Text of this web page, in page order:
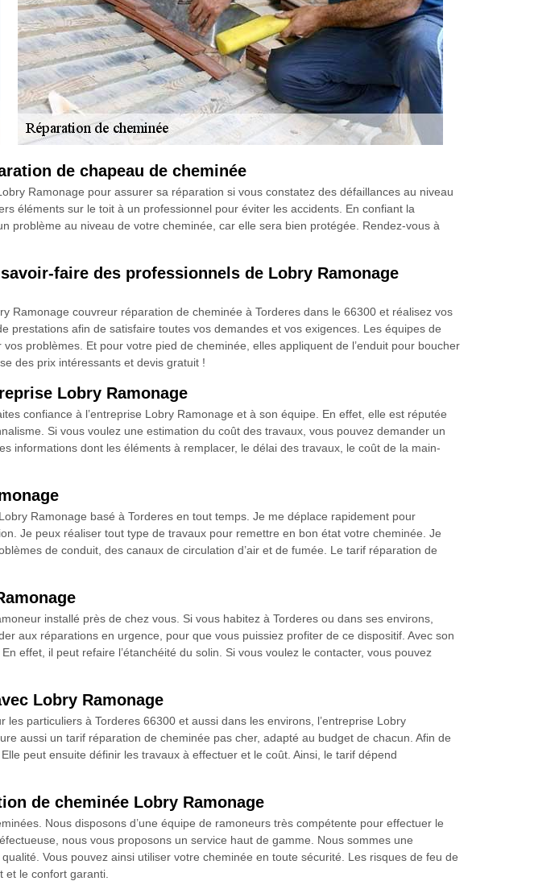
de chapeau de cheminée
Ramonage pour assurer sa réparation si vous constatez des défaillances au niveau
éléments sur le toit à un professionnel pour éviter les accidents. En confiant la
problème au niveau de votre cheminée, car elle sera bien protégée. Rendez-vous à
faire des professionnels de Lobry Ramonage
Ramonage couvreur réparation de cheminée à Torderes dans le 66300 et réalisez vos
afin de satisfaire toutes vos demandes et vos exigences. Les équipes de
problèmes. Et pour votre pied de cheminée, elles appliquent de l’enduit pour boucher
des prix intéressants et devis gratuit !
Lobry Ramonage
confiance à l’entreprise Lobry Ramonage et à son équipe. En effet, elle est réputée
Si vous voulez une estimation du coût des travaux, vous pouvez demander un
informations dont les éléments à remplacer, le délai des travaux, le coût de la main-
Ramonage basé à Torderes en tout temps. Je me déplace rapidement pour
Je peux réaliser tout type de travaux pour remettre en bon état votre cheminée. Je
de conduit, des canaux de circulation d’air et de fumée. Le tarif réparation de
installé près de chez vous. Si vous habitez à Torderes ou dans ses environs,
aux réparations en urgence, pour que vous puissiez profiter de ce dispositif. Avec son
effet, il peut refaire l’étanchéité du solin. Si vous voulez le contacter, vous pouvez
Lobry Ramonage
particuliers à Torderes 66300 et aussi dans les environs, l’entreprise Lobry
aussi un tarif réparation de cheminée pas cher, adapté au budget de chacun. Afin de
peut ensuite définir les travaux à effectuer et le coût. Ainsi, le tarif dépend
de cheminée Lobry Ramonage
Nous disposons d’une équipe de ramoneurs très compétente pour effectuer le
nous vous proposons un service haut de gamme. Nous sommes une
Vous pouvez ainsi utiliser votre cheminée en toute sécurité. Les risques de feu de
et le confort garanti.